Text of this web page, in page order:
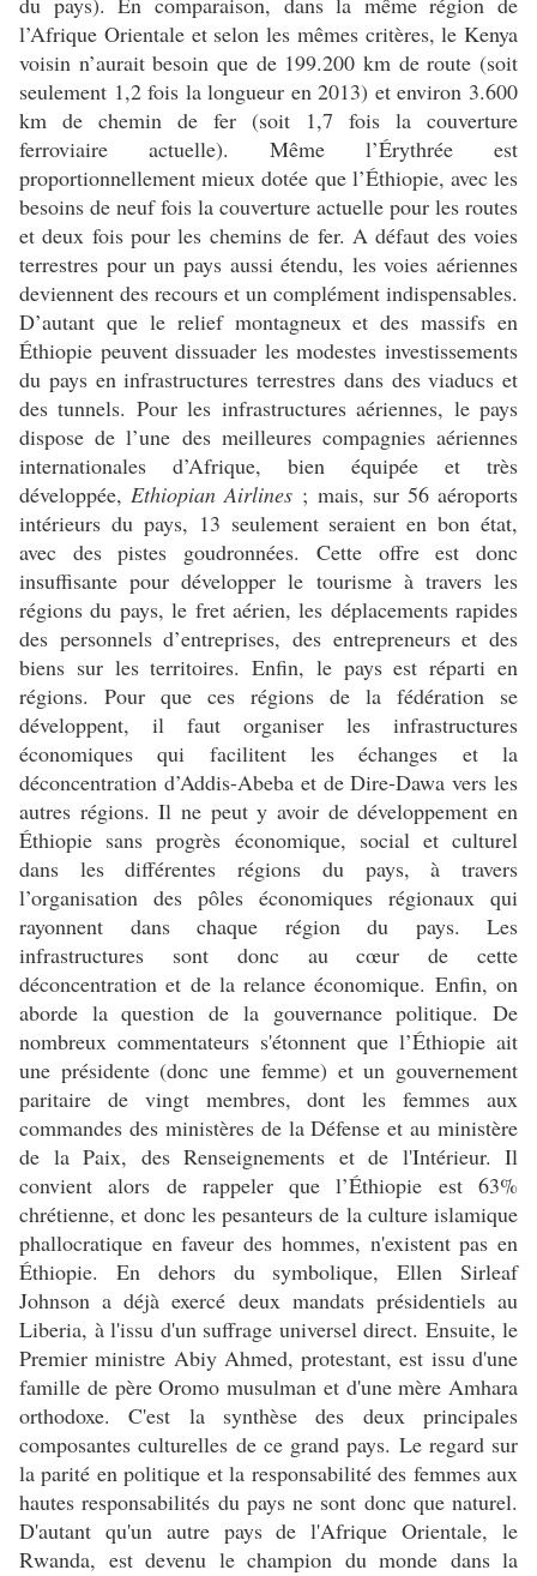
l’Afrique Orientale et selon les mêmes critères, le Kenya
voisin n’aurait besoin que de 199.200 km de route (soit
seulement 1,2 fois la longueur en 2013) et environ 3.600
km de chemin de fer (soit 1,7 fois la couverture
ferroviaire actuelle). Même l’Érythrée est
proportionnellement mieux dotée que l’Éthiopie, avec les
besoins de neuf fois la couverture actuelle pour les routes
et deux fois pour les chemins de fer. A défaut des voies
terrestres pour un pays aussi étendu, les voies aériennes
deviennent des recours et un complément indispensables.
D’autant que le relief montagneux et des massifs en
Éthiopie peuvent dissuader les modestes investissements
du pays en infrastructures terrestres dans des viaducs et
des tunnels. Pour les infrastructures aériennes, le pays
dispose de l’une des meilleures compagnies aériennes
internationales d’Afrique, bien équipée et très
développée,Ethiopian Airlines ; mais, sur 56 aéroports
intérieurs du pays, 13 seulement seraient en bon état,
avec des pistes goudronnées. Cette offre est donc
insuffisante pour développer le tourisme à travers les
régions du pays, le fret aérien, les déplacements rapides
des personnels d’entreprises, des entrepreneurs et des
biens sur les territoires. Enfin, le pays est réparti en
régions. Pour que ces régions de la fédération se
développent, il faut organiser les infrastructures
économiques qui facilitent les échanges et la
déconcentration d’Addis-Abeba et de Dire-Dawa vers les
autres régions. Il ne peut y avoir de développement en
Éthiopie sans progrès économique, social et culturel
dans les différentes régions du pays, à travers
l’organisation des pôles économiques régionaux qui
rayonnent dans chaque région du pays. Les
infrastructures sont donc au cœur de cette
déconcentration et de la relance économique. Enfin, on
aborde la question de la gouvernance politique. De
nombreux commentateurs s'étonnent que l’Éthiopie ait
une présidente (donc une femme) et un gouvernement
paritaire de vingt membres, dont les femmes aux
commandes des ministères de la Défense et au ministère
de la Paix, des Renseignements et de l'Intérieur. Il
convient alors de rappeler que l’Éthiopie est 63%
chrétienne, et donc les pesanteurs de la culture islamique
phallocratique en faveur des hommes, n'existent pas en
Éthiopie. En dehors du symbolique, Ellen Sirleaf
Johnson a déjà exercé deux mandats présidentiels au
Liberia, à l'issu d'un suffrage universel direct. Ensuite, le
Premier ministre Abiy Ahmed, protestant, est issu d'une
famille de père Oromo musulman et d'une mère Amhara
orthodoxe. C'est la synthèse des deux principales
composantes culturelles de ce grand pays. Le regard sur
la parité en politique et la responsabilité des femmes aux
hautes responsabilités du pays ne sont donc que naturel.
D'autant qu'un autre pays de l'Afrique Orientale, le
Rwanda, est devenu le champion du monde dans la